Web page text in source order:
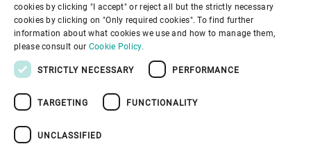
联系我们
布勒（无锡）商业有限公司
GERMAN
FRENCH
cookies by clicking "I accept" or reject all but the strictly necessary
cookies by clicking on "Only required cookies". To find further
information about what cookies we use and how to manage them,
please consult our Cookie Policy.
STRICTLY NECESSARY PERFORMANCE
TARGETING FUNCTIONALITY
UNCLASSIFIED